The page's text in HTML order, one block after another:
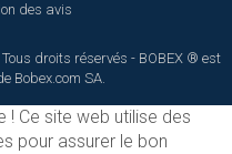
des avis
droits réservés - BOBEX ® est
Bobex.com SA.
! Ce site web utilise des
pour assurer le bon